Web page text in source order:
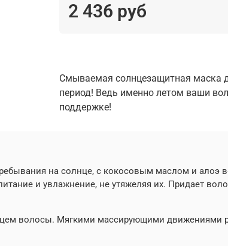
2 436 руб
Смываемая солнцезащитная маска
период! Ведь именно летом ваши
поддержке!
на солнце, с кокосовым маслом и алоэ
и увлажнение, не утяжеляя их. Придает
волосы. Мягкими массирующими движениями